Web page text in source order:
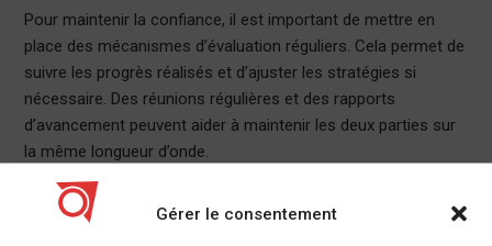
Gérer le consentement
Pour maintenir la confiance, il est important de mettre en
place des mécanismes d’évaluation réguliers. Cela permet de
suivre les progrès réalisés et d’ajuster les stratégies si
nécessaire. Des réunions régulières et des rapports
d’avancement peuvent aider à maintenir les deux parties sur
la même longueur d’onde.
Les Défis à Surmonter